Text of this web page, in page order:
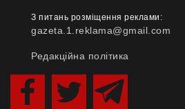
З питань розміщення реклами:
gazeta.1.reklama@gmail.com
Редакційна політика